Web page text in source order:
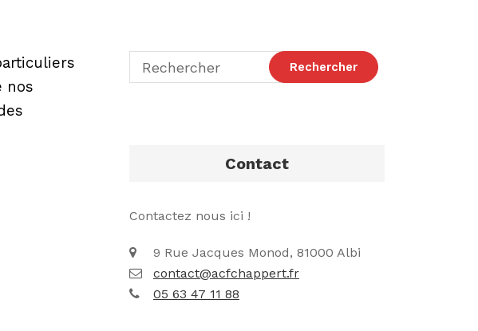
nos
Contact
Contactez nous ici !
9 Rue Jacques Monod, 81000 Albi
contact@acfchappert.fr
05 63 47 11 88